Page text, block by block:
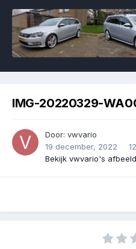
IMG-20220329-
Door: vwvario
19 december, 2022
Bekijk vwvario's